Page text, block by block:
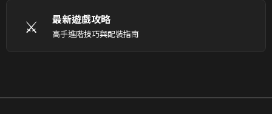
⚔️ 最新遊戲攻略
高手進階技巧與配裝指南